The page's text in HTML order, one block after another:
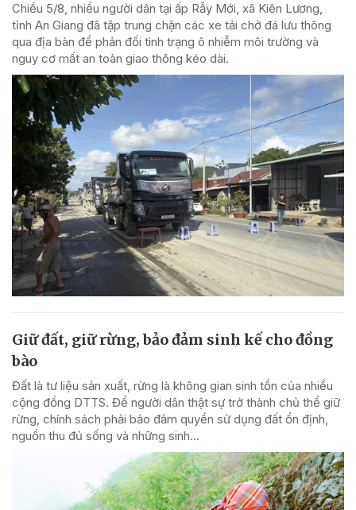
Chiều 5/8, nhiều người dân tại ấp Rẫy Mới, xã Kiên Lương,
tỉnh An Giang đã tập trung chặn các xe tải chở đá lưu thông
qua địa bàn để phản đối tình trạng ô nhiễm môi trường và
nguy cơ mất an toàn giao thông kéo dài.
Giữ đất, giữ rừng, bảo đảm sinh kế cho đồng
bào
Đất là tư liệu sản xuất, rừng là không gian sinh tồn của nhiều
cộng đồng DTTS. Để người dân thật sự trở thành chủ thể giữ
rừng, chính sách phải bảo đảm quyền sử dụng đất ổn định,
nguồn thu đủ sống và những sinh...